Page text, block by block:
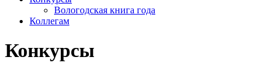
Вологодская книга года
Коллегам
Конкурсы